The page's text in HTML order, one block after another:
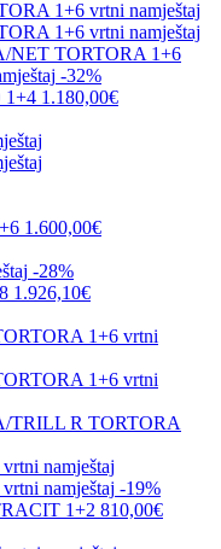
NET TORTORA 1+6
-32%
1+4 1.180,00€
1.600,00€
-28%
1.926,10€
TRILL R TORTORA
-19%
1+2 810,00€